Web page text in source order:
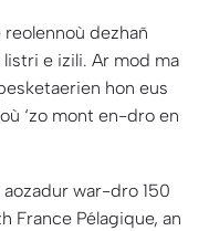
dezhañ
e izili. Ar mod ma
hon eus
‘zo mont en-dro en
war-dro 150
France Pélagique, an